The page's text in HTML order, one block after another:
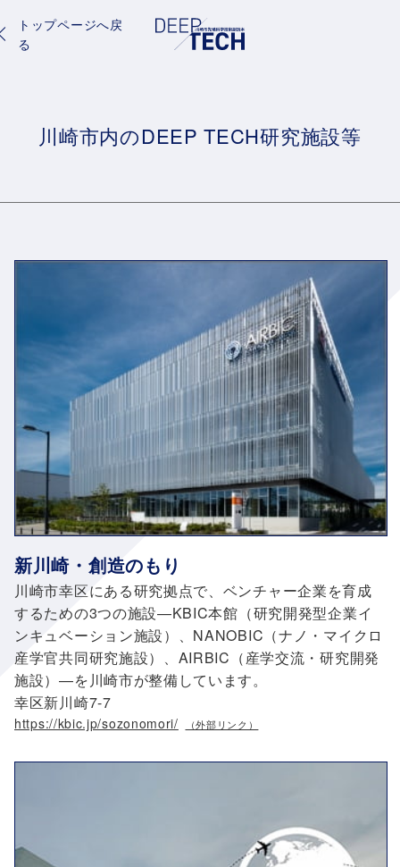
トップページへ戻
る
川崎市内のDEEP TECH研究施設等
新川崎・創造のもり
川崎市幸区にある研究拠点で、ベンチャー企業を育成
するための3つの施設—KBIC本館（研究開発型企業イ
ンキュベーション施設）、NANOBIC（ナノ・マイクロ
産学官共同研究施設）、AIRBIC（産学交流・研究開発
施設）—を川崎市が整備しています。
幸区新川崎7-7
https://kbic.jp/sozonomori/